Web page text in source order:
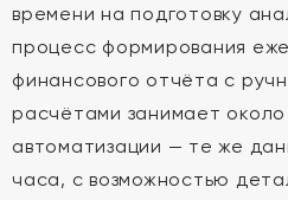
времени на подготовку
процесс формирования
финансового отчёта с
расчётами занимает
автоматизации — те же
часа, с возможностью